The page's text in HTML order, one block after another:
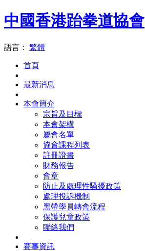
中國香港跆拳道協會
語言： 繁體
首頁
最新消息
本會簡介
宗旨及目標
本會架構
屬會名單
協會課程列表
註冊證書
財務報告
會章
防止及處理性騷擾政策
處理投訴機制
黑帶學員轉會流程
保護兒童政策
聯絡我們
賽事資訊